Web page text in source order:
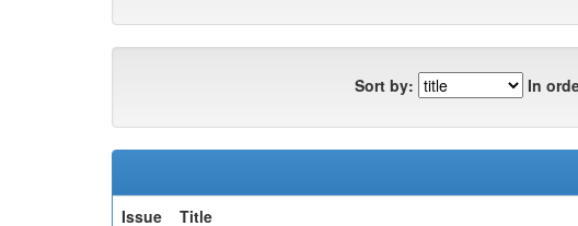
Sort by: In
Issue
Title